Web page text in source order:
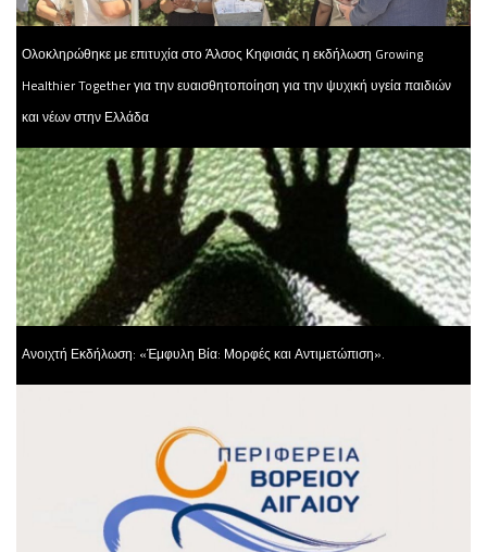
Ολοκληρώθηκε με επιτυχία στο Άλσος Κηφισιάς η εκδήλωση Growing
Healthier Together για την ευαισθητοποίηση για την ψυχική υγεία παιδιών
και νέων στην Ελλάδα
Ανοιχτή Εκδήλωση: «Έμφυλη Βία: Μορφές και Αντιμετώπιση».